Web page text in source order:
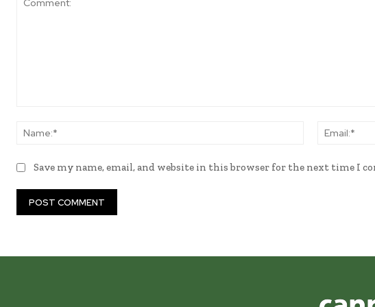
Name:*
Save my name, email, and website in this browser for the next time I